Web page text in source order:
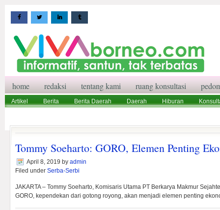
home redaksi tentang kami ruang konsultasi
Artikel Berita Berita Daerah Daerah Hiburan
Tommy Soeharto: GORO, Elemen Penting
April 8, 2019 by admin
Filed under Serba-Serbi
JAKARTA – Tommy Soeharto, Komisaris Utama PT Berkarya Makmur
GORO, kependekan dari gotong royong, akan menjadi elemen penting